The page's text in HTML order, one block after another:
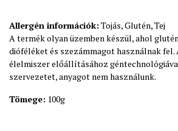
Allergén információk: Tojás, Glutén, Tej
A termék olyan üzemben készül, ahol
dióféléket és szezámmagot használnak fel.
élelmiszer előállításához
szervezetet, anyagot nem használunk.
Tömege: 100g